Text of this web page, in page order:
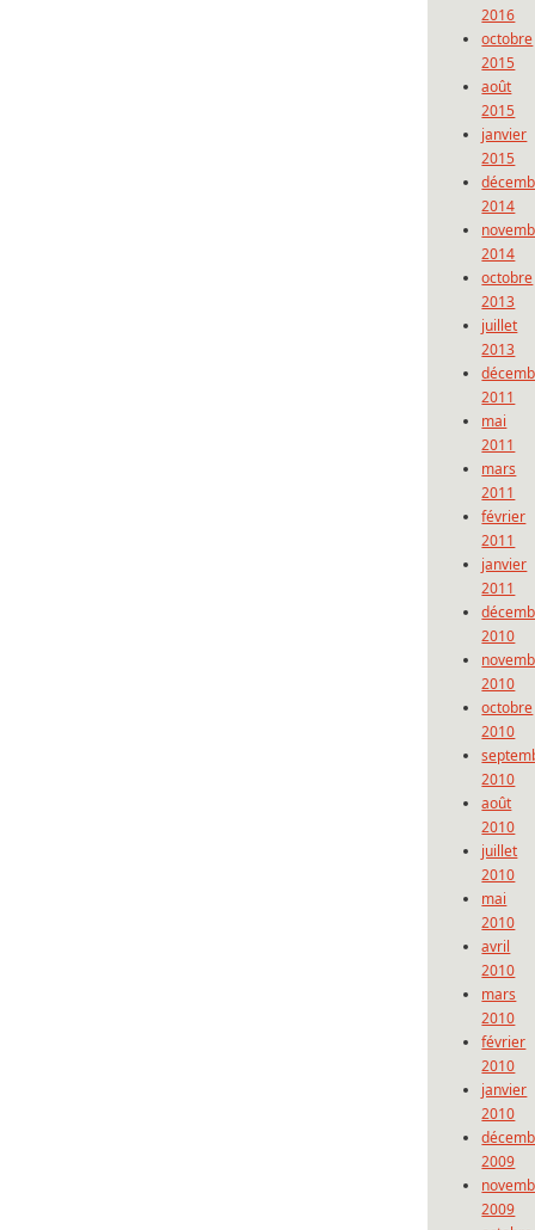
2016
octobre
2015
août
2015
janvier
2015
2014
2014
octobre
2013
juillet
2013
2011
mai
2011
mars
2011
février
2011
janvier
2011
2010
2010
octobre
2010
2010
août
2010
juillet
2010
mai
2010
avril
2010
mars
2010
février
2010
janvier
2010
2009
2009